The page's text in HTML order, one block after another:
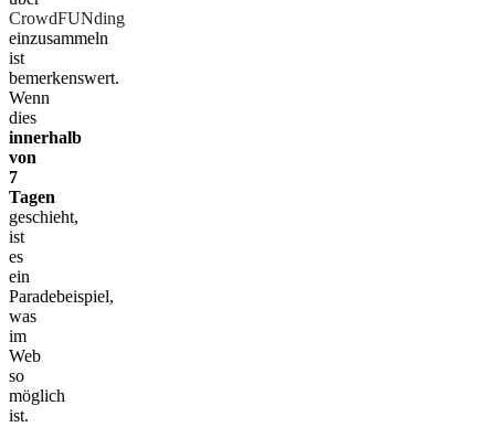
CrowdFUNding
einzusammeln
ist
bemerkenswert.
Wenn
dies
innerhalb
von
7
Tagen
geschieht,
ist
es
ein
Paradebeispiel,
was
im
Web
so
möglich
ist.